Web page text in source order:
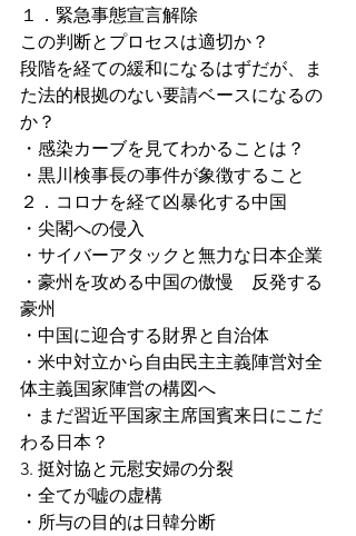
１．緊急事態宣言解除
この判断とプロセスは適切か？
段階を経ての緩和になるはずだが、ま
た法的根拠のない要請ベースになるの
か？
・感染カーブを見てわかることは？
・黒川検事長の事件が象徴すること
２．コロナを経て凶暴化する中国
・尖閣への侵入
・サイバーアタックと無力な日本企業
・豪州を攻める中国の傲慢　反発する
豪州
・中国に迎合する財界と自治体
・米中対立から自由民主主義陣営対全
体主義国家陣営の構図へ
・まだ習近平国家主席国賓来日にこだ
わる日本？
3. 挺対協と元慰安婦の分裂
・全てが嘘の虚構
・所与の目的は日韓分断